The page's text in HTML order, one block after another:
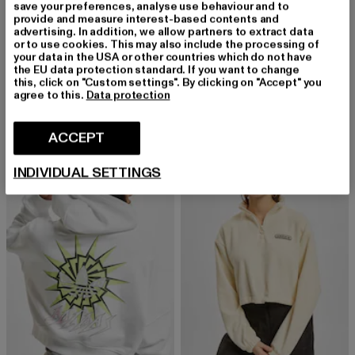
ADIDAS
Slim
EUR 17,09
Huidige prijs: EUR 17,09
EUR 29,99Actieprijs: EUR 29,99
ADIDAS
adidas Leggings
-53%
save your preferences, analyse use behaviour and to
provide and measure interest-based contents and
advertising. In addition, we allow partners to extract data
or to use cookies. This may also include the processing of
your data in the USA or other countries which do not have
the EU data protection standard. If you want to change
this, click on "Custom settings". By clicking on "Accept" you
agree to this. Data protection
ACCEPT
INDIVIDUAL SETTINGS